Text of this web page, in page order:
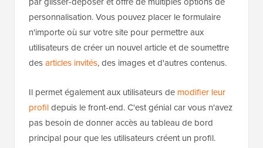
personnalisation. Vous pouvez placer le formulaire
n'importe où sur votre site pour permettre aux
utilisateurs de créer un nouvel article et de soumettre
desarticles invités, des images et d'autres contenus.
Il permet également aux utilisateurs de modifier leur
profildepuis le front-end. C'est génial car vous n'avez
pas besoin de donner accès au tableau de bord
principal pour que les utilisateurs créent un profil.